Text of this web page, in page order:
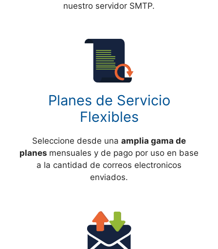
nuestro servidor SMTP.
Planes de Servicio
Flexibles
Seleccione desde una amplia gama de
planes mensuales y de pago por uso en base
a la cantidad de correos electronicos
enviados.